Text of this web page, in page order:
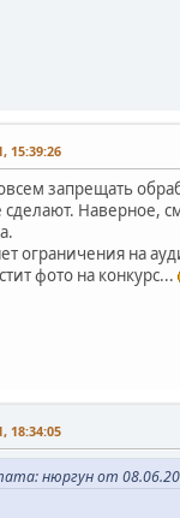
15:39:26
запрещать
сделают. Наверное,
ограничения на
фото на конкурс...
18:34:05
нюргун от